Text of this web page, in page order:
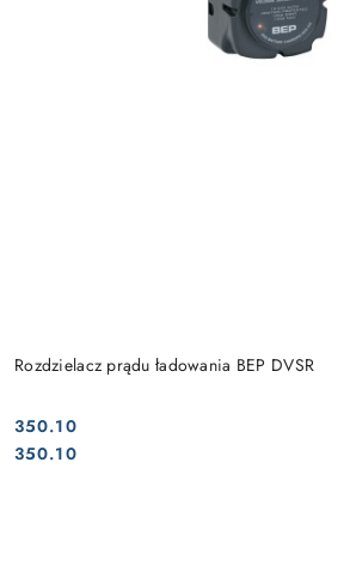
Rozdzielacz prądu ładowania BEP DVSR
Cena:
350.10
Cena:
350.10